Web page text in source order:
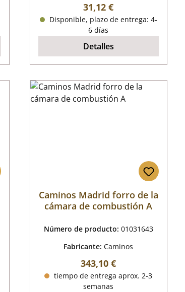
Precio normal:
31,12 €
Disponible, plazo de entrega: 4-
6 días
Detalles
Caminos Madrid forro de la
cámara de combustión A
Número de producto: 01031643
Fabricante:Caminos
Precio normal:
343,10 €
tiempo de entrega aprox. 2-3
semanas